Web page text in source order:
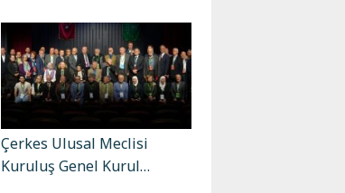
Çerkes Ulusal Meclisi
Kuruluş Genel Kurul…